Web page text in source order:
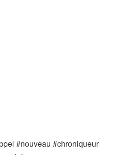
#nouveau #chroniqueur